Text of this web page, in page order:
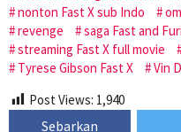
nonton Fast X sub Indo
revenge
saga Fast and
streaming Fast X full movie
Tyrese Gibson Fast X
Vin
Post Views: 1,940
Sebarkan